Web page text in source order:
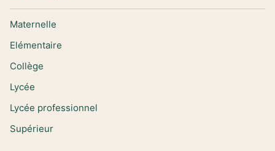
Maternelle
Elémentaire
Collège
Lycée
Lycée professionnel
Supérieur